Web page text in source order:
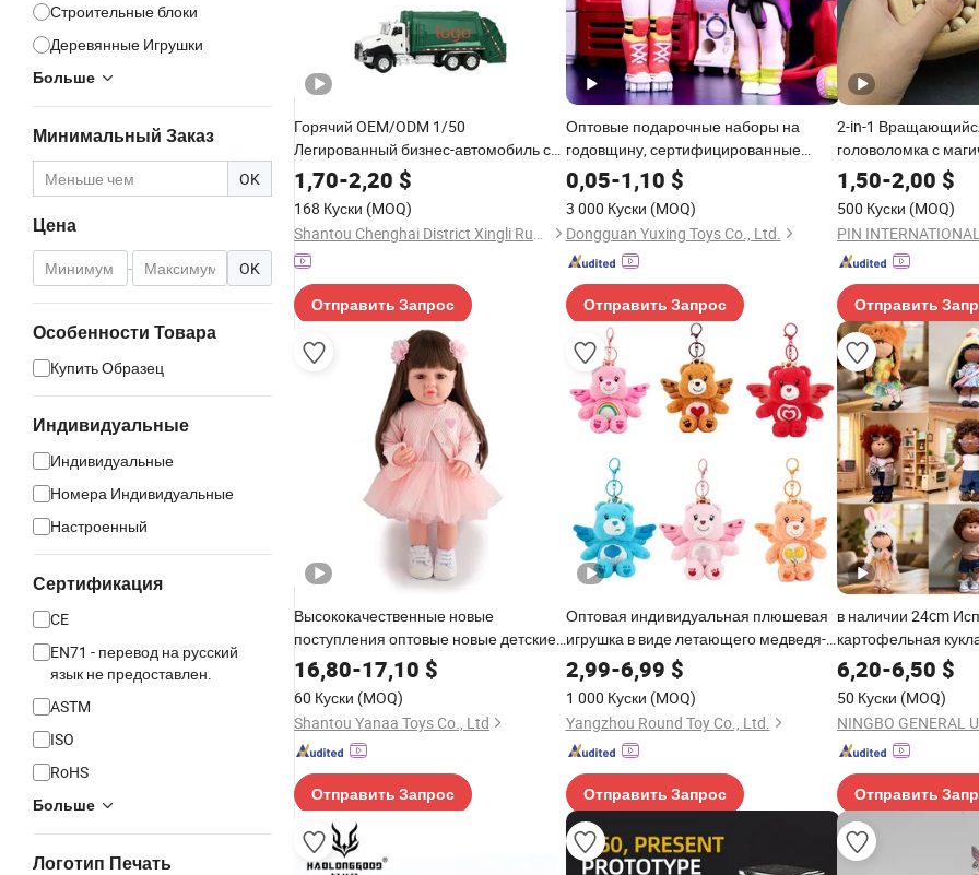
Строительные блоки
Деревянные Игрушки
Больше
Минимальный Заказ
OK
Цена
- OK
Особенности Товара
Купить Образец
Индивидуальные
Индивидуальные
Номера Индивидуальные
Настроенный
Сертификация
CE
EN71 - перевод на русский
язык не предоставлен.
ASTM
ISO
RoHS
Больше
Логотип Печать
Горячий OEM/ODM 1/50
Легированный бизнес-автомобиль с
отводом назад, металлическая
модель автомобиля на заказ с
логотипом, подарки, игрушечный
автомобиль
1,70-2,20 $
168 Куски (MOQ)
Shantou Chenghai District Xingli Run Toy Shop
Отправить Запрос
Оптовые подарочные наборы на
годовщину, сертифицированные
виниловые коллекционные фигурки,
слепая коробка, многочастичная
разделенная пластиковая игрушка,
аниме фигурка действия
0,05-1,10 $
3 000 Куски (MOQ)
Dongguan Yuxing Toys Co., Ltd.
Отправить Запрос
2-in-1
головоломка с
игрушка для
куб, идеальный
мальчиков и
8-12 подростков
1,50-2,00 $
500 Куски (MOQ)
PIN
Отправить
Высококачественные новые
поступления оптовые новые детские
креативные игрушки пластиковые
игрушки рекламные подарки для
малышей ролевые игры 55cm
игрушки для новорожденных
16,80-17,10 $
60 Куски (MOQ)
Shantou Yanaa Toys Co., Ltd
Отправить Запрос
Оптовая индивидуальная плюшевая
игрушка в виде летающего медведя-
Teddy, брелок, подарок для детей
2,99-6,99 $
1 000 Куски (MOQ)
Yangzhou Round Toy Co., Ltd.
Отправить Запрос
в наличии 24cm
картофельная
модная плюшевая
рост Милый
подарок для детей
6,20-6,50 $
50 Куски (MOQ)
NINGBO GENERAL
Отправить